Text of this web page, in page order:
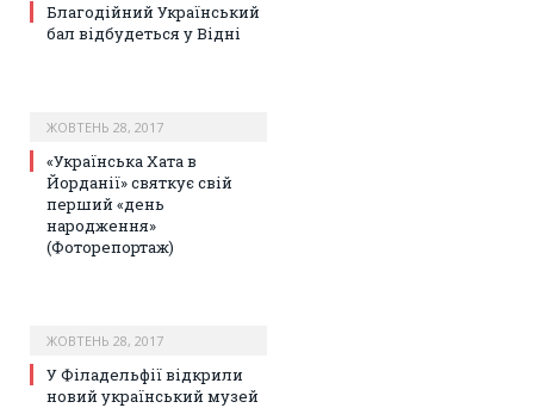
Благодійний Український
бал відбудеться у Відні
ЖОВТЕНЬ 28, 2017
«Українська Хата в
Йорданії» святкує свій
перший «день
народження»
(Фоторепортаж)
ЖОВТЕНЬ 28, 2017
У Філадельфії відкрили
новий український музей